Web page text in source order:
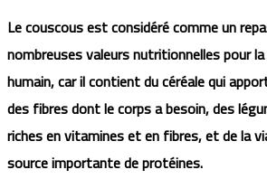
Le couscous est considéré comme un
nombreuses valeurs nutritionnelles pour
humain, car il contient du céréale qui
des fibres dont le corps a besoin, des
riches en vitamines et en fibres, et de la
source importante de protéines.